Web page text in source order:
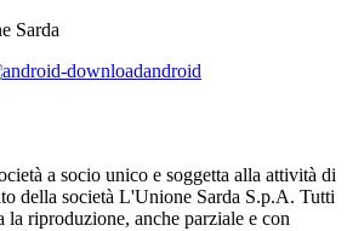
Sarda
android
a socio unico e soggetta alla attività di
della società L'Unione Sarda S.p.A. Tutti
riproduzione, anche parziale e con